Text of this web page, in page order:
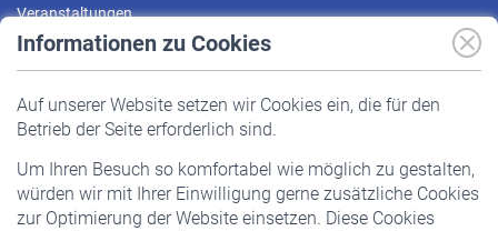
Informationen zu Cookies
Auf unserer Website setzen wir Cookies ein, die für den
Betrieb der Seite erforderlich sind.
Um Ihren Besuch so komfortabel wie möglich zu gestalten,
würden wir mit Ihrer Einwilligung gerne zusätzliche Cookies
zur Optimierung der Website einsetzen. Diese Cookies
Veranstaltungen
Pflichtversicherung
Staatliche Förderung
Veranstaltungen